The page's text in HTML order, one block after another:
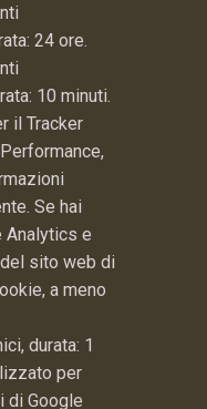
24 ore.
10 minuti.
il Tracker
Se hai
Analytics e
sito web di
a meno
durata: 1
per
di Google